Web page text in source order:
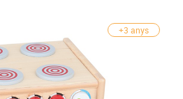
+3 anys